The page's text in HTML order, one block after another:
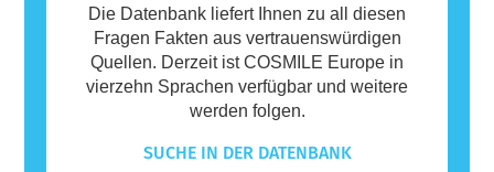
Die Datenbank liefert Ihnen zu all diesen
Fragen Fakten aus vertrauenswürdigen
Quellen. Derzeit ist COSMILE Europe in
vierzehn Sprachen verfügbar und weitere
werden folgen.
SUCHE IN DER DATENBANK